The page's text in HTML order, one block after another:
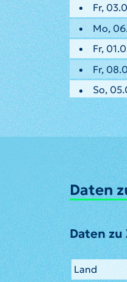
Fr,
Mo,
Fr,
Fr,
So,
Daten
Daten zu
Land